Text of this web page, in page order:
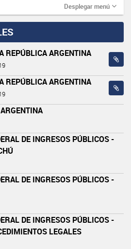
Desplegar menú
REPÚBLICA ARGENTINA
REPÚBLICA ARGENTINA
DE INGRESOS PÚBLICOS -
DE INGRESOS PÚBLICOS -
DE INGRESOS PÚBLICOS -
LEGALES